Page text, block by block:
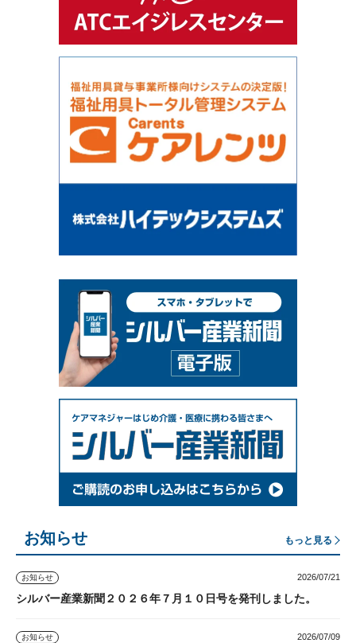
お知らせ もっと見る
お知らせ 2026/07/21
シルバー産業新聞２０２６年７月１０日号を発刊しました。
お知らせ 2026/07/09